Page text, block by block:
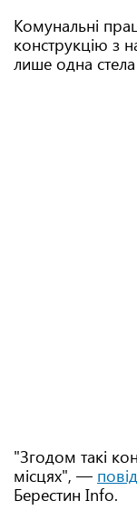
Комунальні
конструкцію з
лише одна
"Згодом такі
місцях", —
Берестин Info.